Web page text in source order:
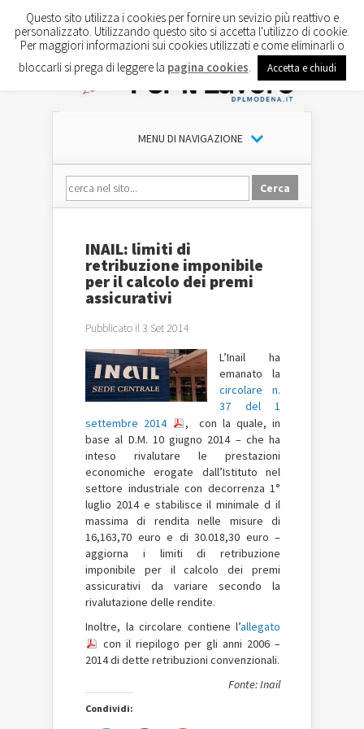
MENU DI NAVIGAZIONE
INAIL: limiti di
retribuzione imponibile
per il calcolo dei premi
assicurativi
Pubblicato il 3 Set 2014
L’Inail ha
emanato la
circolare n.
37 del 1
settembre 2014
, con la quale, in
base al D.M. 10 giugno 2014 – che ha
inteso rivalutare le prestazioni
economiche erogate dall’Istituto nel
settore industriale con decorrenza 1°
luglio 2014 e stabilisce il minimale d il
massima di rendita nelle misure di
16,163,70 euro e di 30.018,30 euro –
aggiorna i limiti di retribuzione
imponibile per il calcolo dei premi
assicurativi da variare secondo la
rivalutazione delle rendite.
Inoltre, la circolare contiene l’allegato
con il riepilogo per gli anni 2006 –
2014 di dette retribuzioni convenzionali.
Fonte: Inail
Condividi:
Questo sito utilizza i cookies per fornire un sevizio più reattivo e
personalizzato. Utilizzando questo sito si accetta l'utilizzo di cookie.
Per maggiori informazioni sui cookies utilizzati e come eliminarli o
bloccarli si prega di leggere la pagina cookies Accetta e chiudi